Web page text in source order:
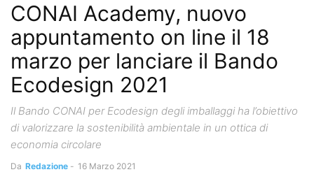
CONAI Academy, nuovo
appuntamento on line il 18
marzo per lanciare il Bando
Ecodesign 2021
Il Bando CONAI per Ecodesign degli imballaggi ha l’obiettivo
di valorizzare la sostenibilità ambientale in un ottica di
economia circolare
Da Redazione - 16 Marzo 2021